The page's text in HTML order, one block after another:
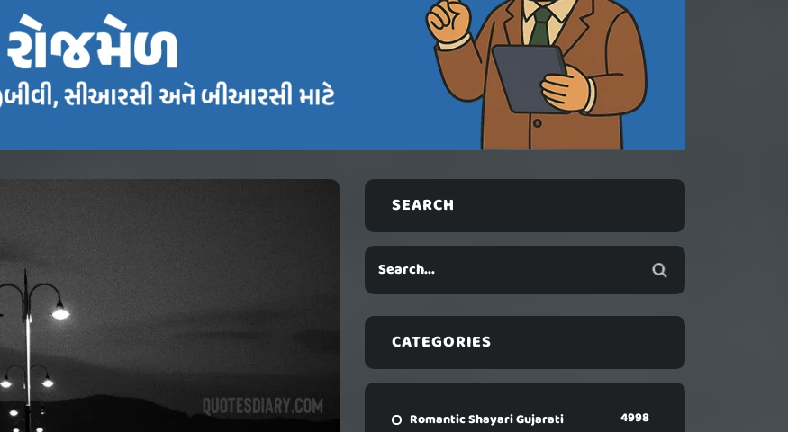
SEARCH
CATEGORIES
Romantic Shayari Gujarati 4998